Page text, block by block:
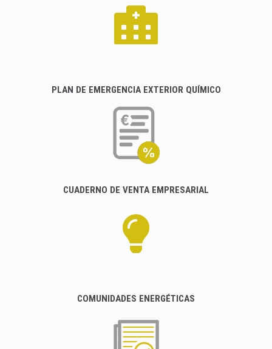
PLAN DE EMERGENCIA EXTERIOR QUÍMICO
CUADERNO DE VENTA EMPRESARIAL
COMUNIDADES ENERGÉTICAS